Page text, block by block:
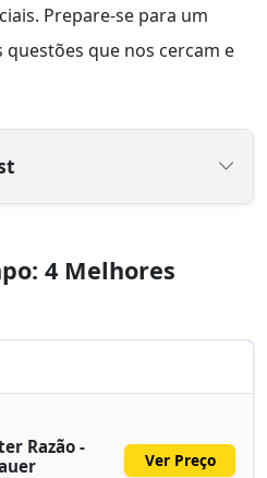
Prepare-se para um
que nos cercam e
4 Melhores
Razão -
Ver Preço